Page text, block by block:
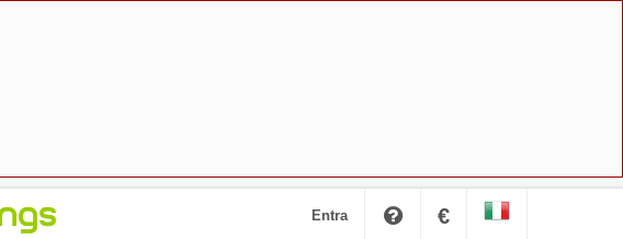
Entra €